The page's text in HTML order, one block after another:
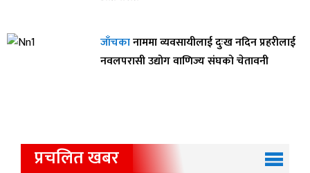
जाँचकानाममा व्यवसायीलाई दुःख नदिन प्रहरीलाई
नवलपरासी उद्योग वाणिज्य संघको चेतावनी
प्रचलित खबर